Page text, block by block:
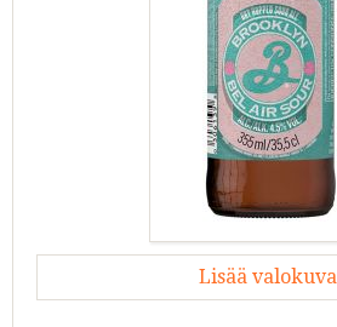
Lisää valokuva